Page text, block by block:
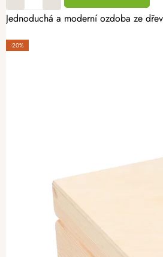
Jednoduchá a moderní ozdoba ze
-20%